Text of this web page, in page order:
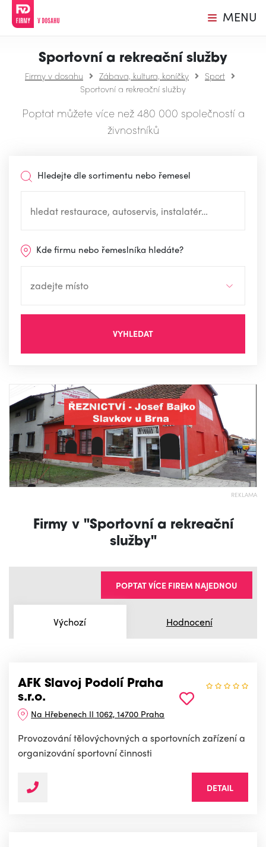
MENU
Sportovní a rekreační služby
Firmy v dosahu Zábava, kultura, koníčky
Sport
Sportovní a rekreační služby
Poptat můžete více než 480 000 společností a
živnostníků
Hledejte dle sortimentu nebo řemesel
Kde firmu nebo řemeslníka hledáte?
VYHLEDAT
REKLAMA
Firmy v "Sportovní a rekreační
služby"
Výchozí Hodnocení
POPTAT VÍCE FIREM NAJEDNOU
AFK Slavoj Podolí Praha
s.r.o.
Na Hřebenech II 1062, 14700 Praha
Provozování tělovýchovných a sportovních zařízení a
organizování sportovní činnosti
DETAIL